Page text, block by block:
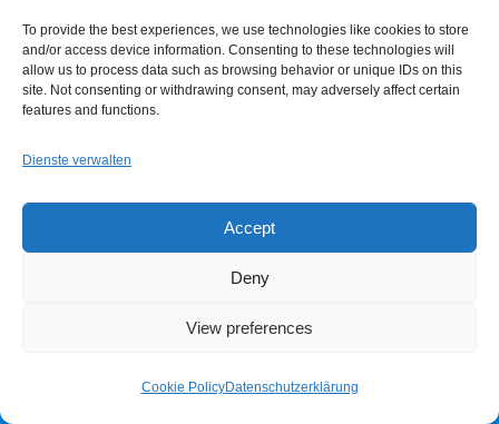
To provide the best experiences, we use technologies like cookies to store
and/or access device information. Consenting to these technologies will
allow us to process data such as browsing behavior or unique IDs on this
site. Not consenting or withdrawing consent, may adversely affect certain
features and functions.
Dienste verwalten
Accept
Deny
View preferences
Cookie PolicyDatenschutzerklärung
Der Waldflug – nur was für Schwindelfreie
Mein Festival-Auftritt: Wo ich Verbündete für
Barrierefreiheit fand